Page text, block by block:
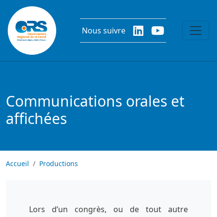
Aller au contenu principal
Nous suivre
Communications orales et
affichées
Accueil Productions
Lors d’un congrès, ou de tout autre